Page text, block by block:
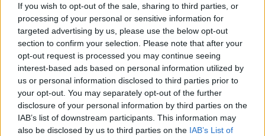
If you wish to opt-out of the sale, sharing to third parties, or
processing of your personal or sensitive information for
targeted advertising by us, please use the below opt-out
section to confirm your selection. Please note that after your
opt-out request is processed you may continue seeing
interest-based ads based on personal information utilized by
us or personal information disclosed to third parties prior to
your opt-out. You may separately opt-out of the further
disclosure of your personal information by third parties on the
IAB’s list of downstream participants. This information may
also be disclosed by us to third parties on the IAB’s List of
Χρήματα και σχέση: Πώς να μιλήσετε χωρίς να
καταλήξετε σε καβγά
23:00
GOSSIP - LIFESTYLE
Η Μπάρμπρα Στρέιζαντ υπογράφει το πρώτο
της παιδικό βιβλίο
22:49
ΑΘΛΗΤΙΚΑ